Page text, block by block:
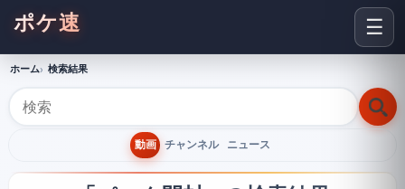
☰
ポケ速
ホーム 検索結果
動画 チャンネル ニュース